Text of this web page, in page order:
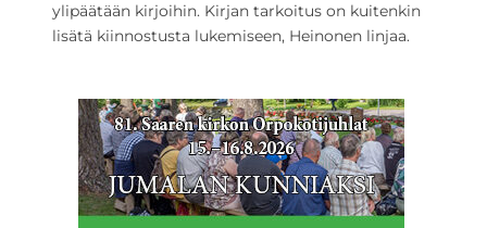
ylipäätään kirjoihin. Kirjan tarkoitus on kuitenkin
lisätä kiinnostusta lukemiseen, Heinonen linjaa.